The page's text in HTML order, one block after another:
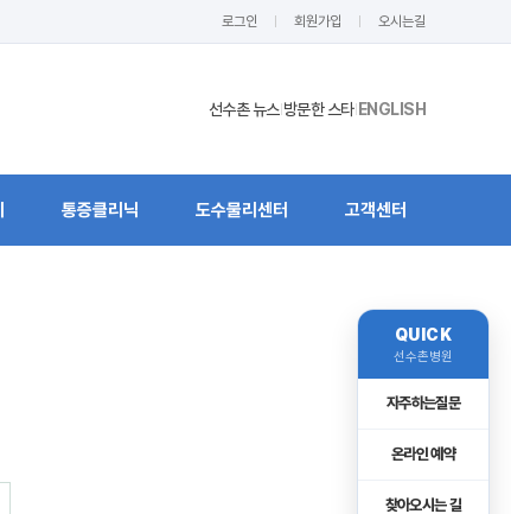
로그인 회원가입 오시는길
선수촌 뉴스| 방문한 스타| ENGLISH
통증클리닉 도수물리센터 고객센터
QUICK
선수촌병원
자주하는질문
온라인 예약
찾아오시는 길